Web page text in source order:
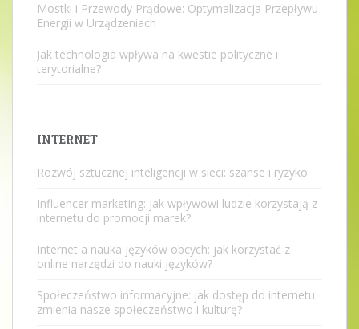
Mostki i Przewody Prądowe: Optymalizacja Przepływu
Energii w Urządzeniach
Jak technologia wpływa na kwestie polityczne i
terytorialne?
INTERNET
Rozwój sztucznej inteligencji w sieci: szanse i ryzyko
Influencer marketing: jak wpływowi ludzie korzystają z
internetu do promocji marek?
Internet a nauka języków obcych: jak korzystać z
online narzędzi do nauki języków?
Społeczeństwo informacyjne: jak dostęp do internetu
zmienia nasze społeczeństwo i kulturę?